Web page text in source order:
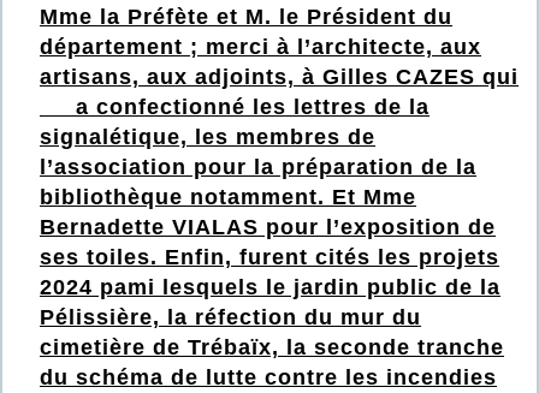
Mme la Préfète et M. le Président du
département ; merci à l’architecte, aux
artisans, aux adjoints, à Gilles CAZES qui
a confectionné les lettres de la
signalétique, les membres de
l’association pour la préparation de la
bibliothèque notamment. Et Mme
Bernadette VIALAS pour l’exposition de
ses toiles. Enfin, furent cités les projets
2024 pami lesquels le jardin public de la
Pélissière, la réfection du mur du
cimetière de Trébaïx, la seconde tranche
du schéma de lutte contre les incendies